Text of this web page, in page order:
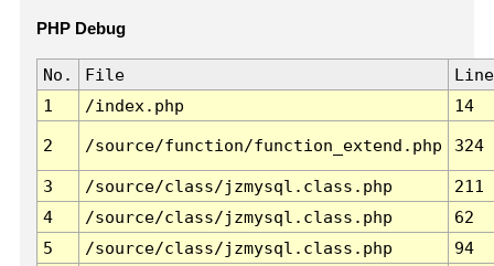
PHP Debug
No. File
Line
1
/index.php 14
2 /source/function/function_extend.php 324
3 /source/class/jzmysql.class.php
211
4
/source/class/jzmysql.class.php
62
5
/source/class/jzmysql.class.php
94